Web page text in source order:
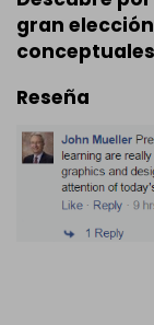
gran
Reseña